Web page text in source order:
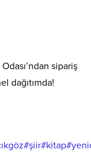
sipariş
dağıtımda!
#şiir#kitap